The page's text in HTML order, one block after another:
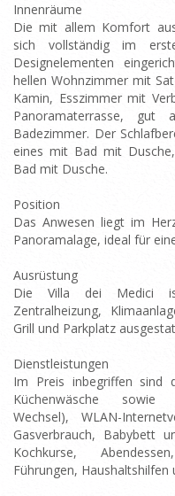
Innenräume
Die mit allem Komfort
sich vollständig im
Designelementen
hellen Wohnzimmer mit
Kamin, Esszimmer mit
Panoramaterrasse, gut
Badezimmer. Der
eines mit Bad mit
Bad mit Dusche.
Position
Das Anwesen liegt im
Panoramalage, ideal für
Ausrüstung
Die Villa dei Medici ist
Zentralheizung,
Grill und Parkplatz
Dienstleistungen
Im Preis inbegriffen sind
Küchenwäsche sowie
Wechsel), WLAN-
Gasverbrauch, Babybett
Kochkurse,
Führungen,